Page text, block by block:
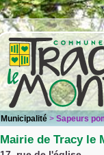
Municipalité > Sapeurs
Mairie de Tracy le